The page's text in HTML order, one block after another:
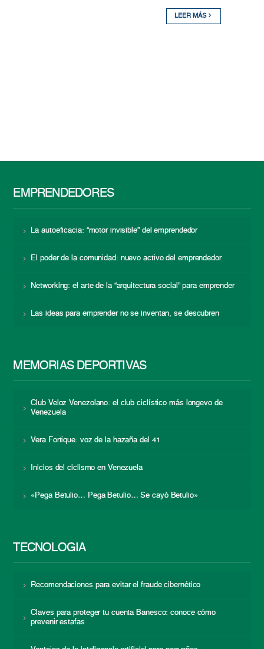
LEER MÁS
EMPRENDEDORES
La autoeficacia: “motor invisible” del emprendedor
El poder de la comunidad: nuevo activo del emprendedor
Networking: el arte de la “arquitectura social” para emprender
Las ideas para emprender no se inventan, se descubren
MEMORIAS DEPORTIVAS
Club Veloz Venezolano: el club ciclístico más longevo de
Venezuela
Vera Fortique: voz de la hazaña del 41
Inicios del ciclismo en Venezuela
«Pega Betulio… Pega Betulio… Se cayó Betulio»
TECNOLOGÍA
Recomendaciones para evitar el fraude cibernético
Claves para proteger tu cuenta Banesco: conoce cómo
prevenir estafas